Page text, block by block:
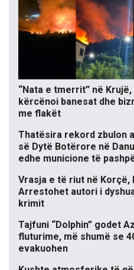
“Nata e tmerrit” në
kërcënoi banesat dhe
me flakët
Thatësira rekord zbulon
së Dytë Botërore në
edhe municione të
Vrasja e të riut në
Arrestohet autori i
krimit
Tajfuni “Dolphin” godet
fluturime, më shumë se
evakuohen